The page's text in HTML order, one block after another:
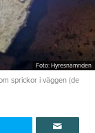
Foto: Hyresnämnden
sprickor i väggen (de